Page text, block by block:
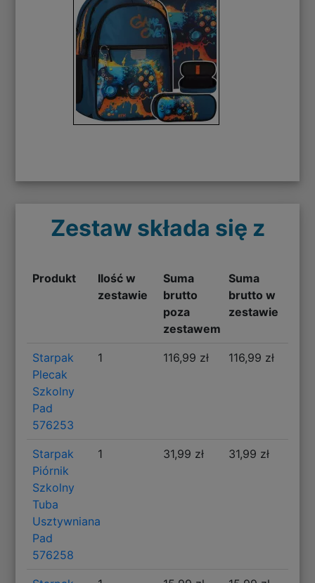
Zestaw składa się z
Produkt
Ilość w
zestawie
Suma
brutto
poza
zestawem
Suma
brutto w
zestawie
Starpak
Plecak
Szkolny
Pad
576253
1 116,99 zł 116,99 zł
Starpak
Piórnik
Szkolny
Tuba
Usztywniana
Pad
576258
1 31,99 zł 31,99 zł